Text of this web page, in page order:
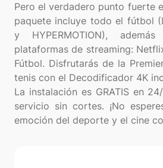
Pero el verdadero punto fuerte
paquete incluye todo el fútbol
y HYPERMOTION),
plataformas de streaming:
Fútbol. Disfrutarás de la
tenis con el Decodificador 4K
La instalación es GRATIS en
servicio sin cortes. ¡No